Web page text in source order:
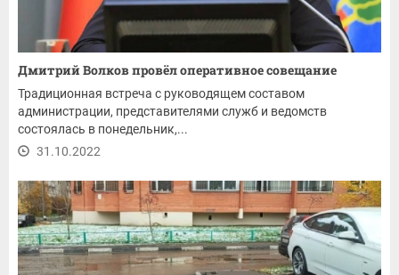
Дмитрий Волков провёл оперативное совещание
Традиционная встреча с руководящем составом
администрации, представителями служб и ведомств
состоялась в понедельник,...
31.10.2022